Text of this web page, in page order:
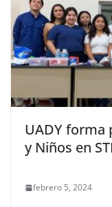
UADY forma
y Niños en
febrero 5, 2024